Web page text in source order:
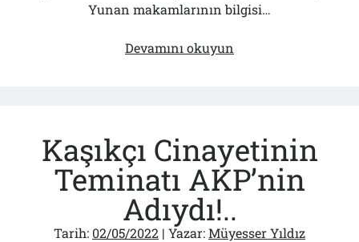
Yunan makamlarının bilgisi…
Devamını okuyun
Yoktu?
Kaşıkçı Cinayetinin
Teminatı AKP’nin
Adıydı!..
Tarih: 02/05/2022 | Yazar:Müyesser Yıldız